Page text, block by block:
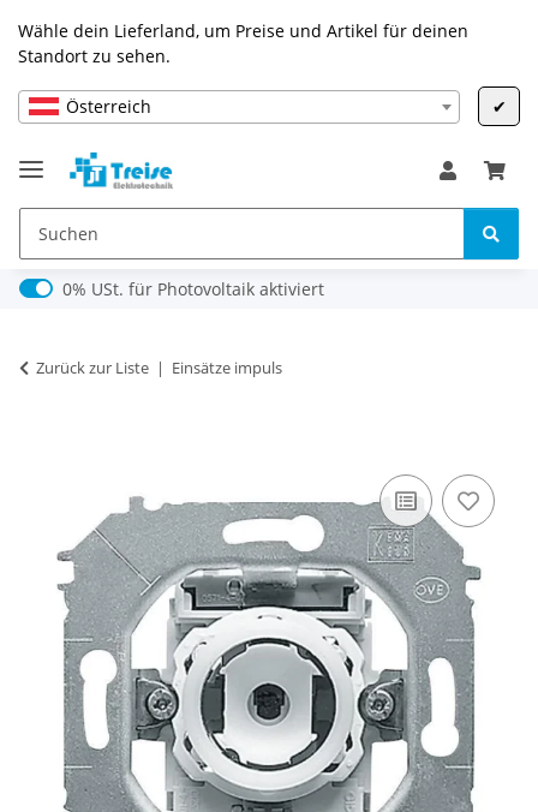
Wähle dein Lieferland, um Preise und Artikel für deinen
Standort zu sehen.
Österreich ✔
0% USt. für Photovoltaik (§ 12 Abs. 3 UStG)
0% USt. für Photovoltaik aktiviert
Zurück zur Liste Einsätze impuls